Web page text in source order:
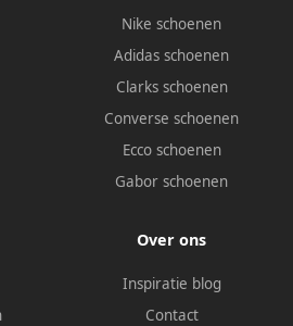
Nike schoenen
Adidas schoenen
Clarks schoenen
Converse schoenen
Ecco schoenen
Gabor schoenen
Over ons
Inspiratie blog
Contact